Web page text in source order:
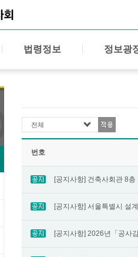
법령정보 정보광
전체
번호